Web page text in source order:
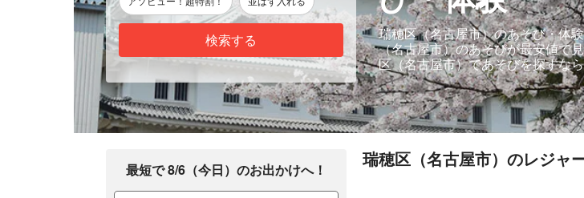
検索する
瑞穂区（名古屋市）のあそび・体
（名古屋市）のあそびが最安値で
区（名古屋市）であそびを探すな
最短で 8/6（今日）のお出かけへ！ 瑞穂区（名古屋市）のレジャ